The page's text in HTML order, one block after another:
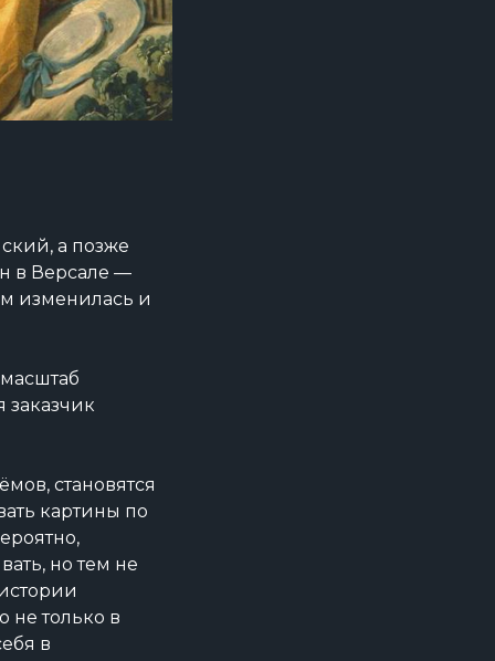
а позже
в Версале —
изменилась и
заказчик
становятся
картины по
но тем не
не только в
в